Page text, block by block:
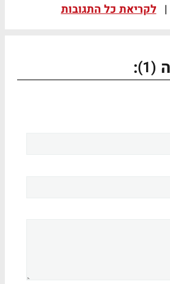
| לקריאת כל התגובות
(1)
: